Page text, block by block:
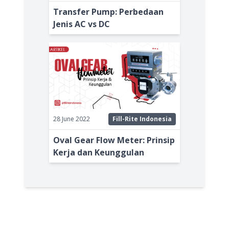
Transfer Pump: Perbedaan
Jenis AC vs DC
28 June 2022 Fill-Rite Indonesia
Oval Gear Flow Meter: Prinsip
Kerja dan Keunggulan